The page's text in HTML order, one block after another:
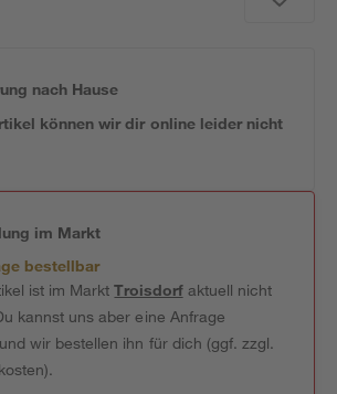
nach Hause
können wir dir online leider nicht
im Markt
bestellbar
ist im MarktTroisdorfaktuell nicht
kannst uns aber eine Anfrage
wir bestellen ihn für dich (ggf. zzgl.